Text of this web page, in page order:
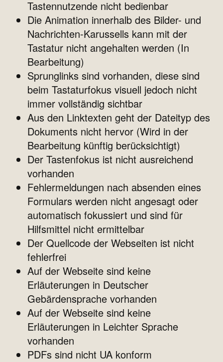
Tastennutzende nicht bedienbar
Die Animation innerhalb des Bilder- und
Nachrichten-Karussells kann mit der
Tastatur nicht angehalten werden (In
Bearbeitung)
Sprunglinks sind vorhanden, diese sind
beim Tastaturfokus visuell jedoch nicht
immer vollständig sichtbar
Aus den Linktexten geht der Dateityp des
Dokuments nicht hervor (Wird in der
Bearbeitung künftig berücksichtigt)
Der Tastenfokus ist nicht ausreichend
vorhanden
Fehlermeldungen nach absenden eines
Formulars werden nicht angesagt oder
automatisch fokussiert und sind für
Hilfsmittel nicht ermittelbar
Der Quellcode der Webseiten ist nicht
fehlerfrei
Auf der Webseite sind keine
Erläuterungen in Deutscher
Gebärdensprache vorhanden
Auf der Webseite sind keine
Erläuterungen in Leichter Sprache
vorhanden
PDFs sind nicht UA konform